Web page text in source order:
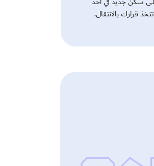
قرارك بالانتقال.